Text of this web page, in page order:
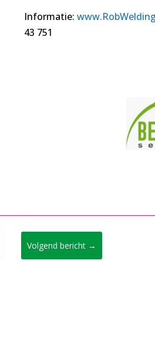
Informatie:
43 751
Volgend bericht→